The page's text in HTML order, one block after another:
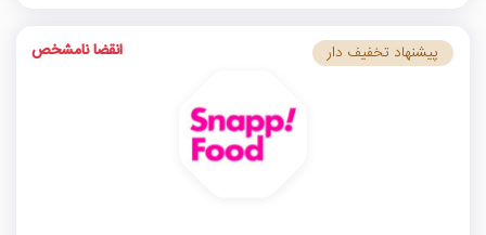
پیشنهاد تخفیف دار انقضا نامشخص